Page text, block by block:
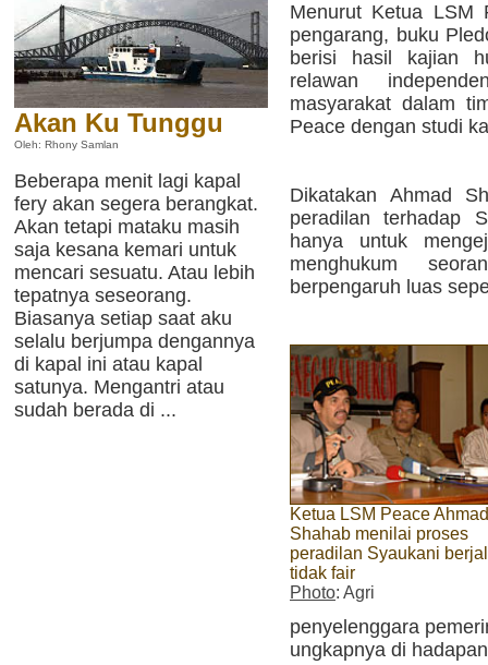
Akan Ku Tunggu
Oleh: Rhony Samlan
Beberapa menit lagi kapal
fery akan segera berangkat.
Akan tetapi mataku masih
saja kesana kemari untuk
mencari sesuatu. Atau lebih
tepatnya seseorang.
Biasanya setiap saat aku
selalu berjumpa dengannya
di kapal ini atau kapal
satunya. Mengantri atau
sudah berada di ...
Menurut Ketua LSM
pengarang, buku
berisi hasil kajian
relawan
masyarakat dalam
Peace dengan studi
Dikatakan Ahmad
peradilan terhadap
hanya untuk
menghukum
berpengaruh luas
Ketua LSM Peace Ahmad
Shahab menilai proses
peradilan Syaukani
tidak fair
Photo: Agri
penyelenggara
ungkapnya di